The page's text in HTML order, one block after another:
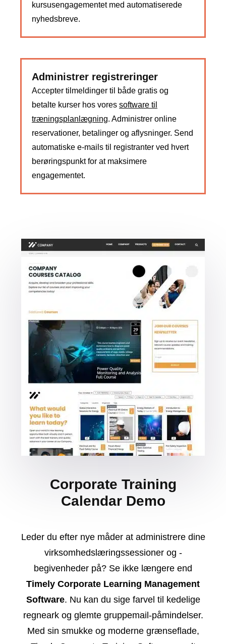
kursusengagementet med automatiserede
nyhedsbreve.
Administrer registreringer
Accepter tilmeldinger til både gratis og
betalte kurser hos vores software til
træningsplanlægning. Administrer online
reservationer, betalinger og aflysninger. Send
automatiske e-mails til registranter ved hvert
berøringspunkt for at maksimere
engagementet.
Corporate Training
Calendar Demo
Leder du efter nye måder at administrere dine
virksomhedslæringssessioner og -
begivenheder på? Se ikke længere end
Timely Corporate Learning Management
Software. Nu kan du sige farvel til kedelige
regneark og glemte gruppemail-påmindelser.
Med sin smukke og moderne grænseflade,